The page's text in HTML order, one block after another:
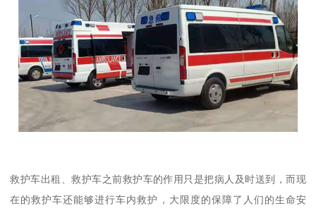
救护车出租、救护车之前救护车的作用只是把病人及时送到，而现
在的救护车还能够进行车内救护，大限度的保障了人们的生命安